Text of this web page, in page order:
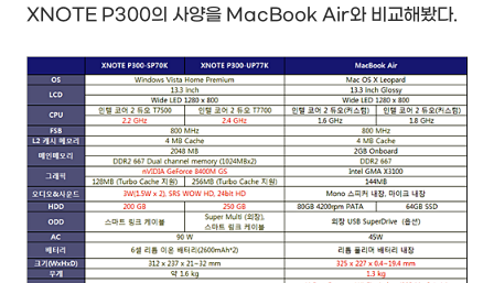
XNOTE P300의 사양을 MacBook Air와 비교해봤다.